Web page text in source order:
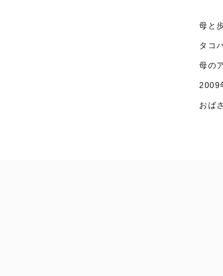
母と
タコ
母の
2009
おば